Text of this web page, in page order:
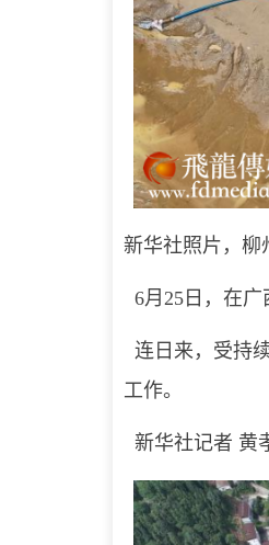
新华社照片，柳
6月25日，在
连日来，受持
工作。
新华社记者 黄